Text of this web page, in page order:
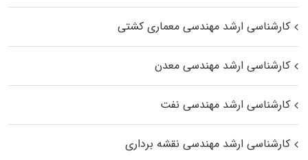
کارشناسی ارشد مهندسی معماری کشتی
کارشناسی ارشد مهندسی معدن
کارشناسی ارشد مهندسی نفت
کارشناسی ارشد مهندسی نقشه برداری